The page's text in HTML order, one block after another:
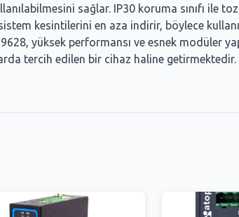
sağlar. IP30 koruma sınıfı ile
kesintilerini en aza indirir, böylece
yüksek performansı ve esnek modüler
tercih edilen bir cihaz haline getirmektedir.